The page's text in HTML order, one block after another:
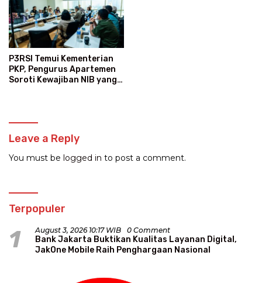
P3RSI Temui Kementerian
PKP, Pengurus Apartemen
Soroti Kewajiban NIB yang
Leave a Reply
You must be logged in to post a comment.
Terpopuler
1 August 3, 2026 10:17 WIB 0 Comment
Bank Jakarta Buktikan Kualitas Layanan Digital,
JakOne Mobile Raih Penghargaan Nasional